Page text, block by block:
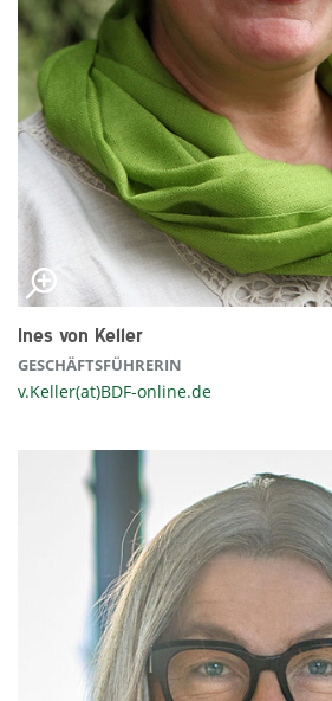
Ines von Keller
GESCHÄFTSFÜHRERIN
v.Keller(at)BDF-online.de